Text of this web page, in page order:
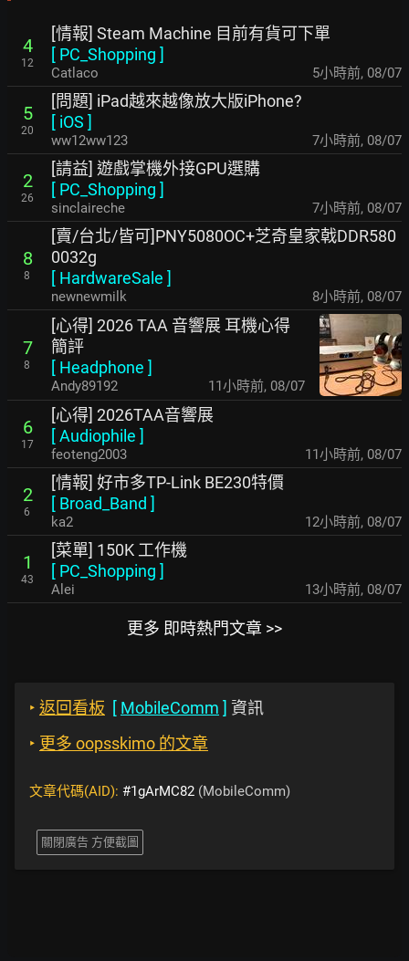
4
12
[情報] Steam Machine 目前有貨可下單
[ PC_Shopping ]
Catlaco 5小時前, 08/07
5
20
[問題] iPad越來越像放大版iPhone?
[ iOS ]
ww12ww123 7小時前, 08/07
2
26
[請益] 遊戲掌機外接GPU選購
[ PC_Shopping ]
sinclaireche 7小時前, 08/07
8
8
[賣/台北/皆可]PNY5080OC+芝奇皇家戟DDR580
0032g
[ HardwareSale ]
newnewmilk 8小時前, 08/07
7
8
[心得] 2026 TAA 音響展 耳機心得
簡評
[ Headphone ]
Andy89192 11小時前, 08/07
6
17
[心得] 2026TAA音響展
[Audiophile ]
feoteng2003 11小時前, 08/07
2
6
[情報] 好市多TP-Link BE230特價
[ Broad_Band ]
ka2 12小時前, 08/07
1
43
[菜單] 150K 工作機
[ PC_Shopping ]
Alei 13小時前, 08/07
更多 即時熱門文章 >>
‣ 返回看板 [ MobileComm ] 資訊
‣ 更多 oopsskimo 的文章
文章代碼(AID): #1gArMC82 (MobileComm)
關閉廣告 方便截圖